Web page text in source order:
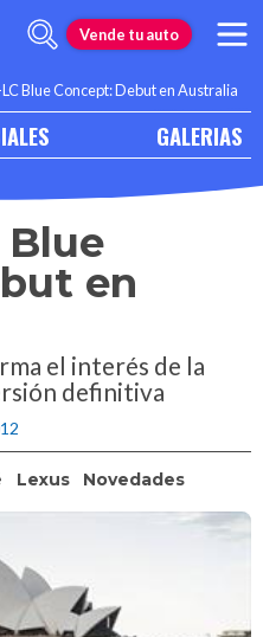
Vende tu auto
Blue Concept: Debut en Australia
GALERIAS
Blue
en
el interés de la
definitiva
Lexus Novedades